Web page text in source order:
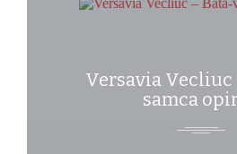
Versavia Vecliuc
samca